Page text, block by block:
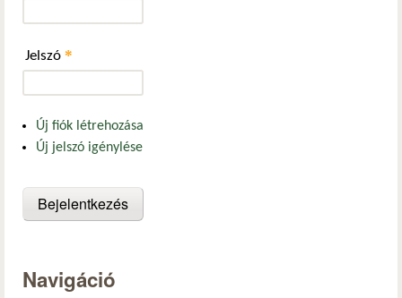
Jelszó *
Új fiók létrehozása
Új jelszó igénylése
Navigáció